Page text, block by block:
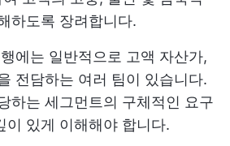
하도록 장려합니다.
에는 일반적으로 고액 자산가,
전담하는 여러 팀이 있습니다.
하는 세그먼트의 구체적인 요구
이 있게 이해해야 합니다.